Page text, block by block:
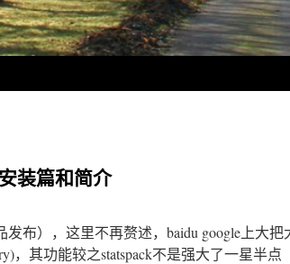
装篇和简介
发布），这里不再赘述，baidu google上大
，其功能较之statspack不是强大了一星半点